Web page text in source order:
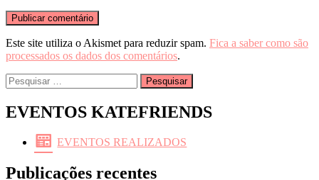
Este site utiliza o Akismet para reduzir spam. Fica a saber como são
processados os dados dos comentários.
Pesquisar
por:
EVENTOS KATEFRIENDS
EVENTOS REALIZADOS
Publicações recentes